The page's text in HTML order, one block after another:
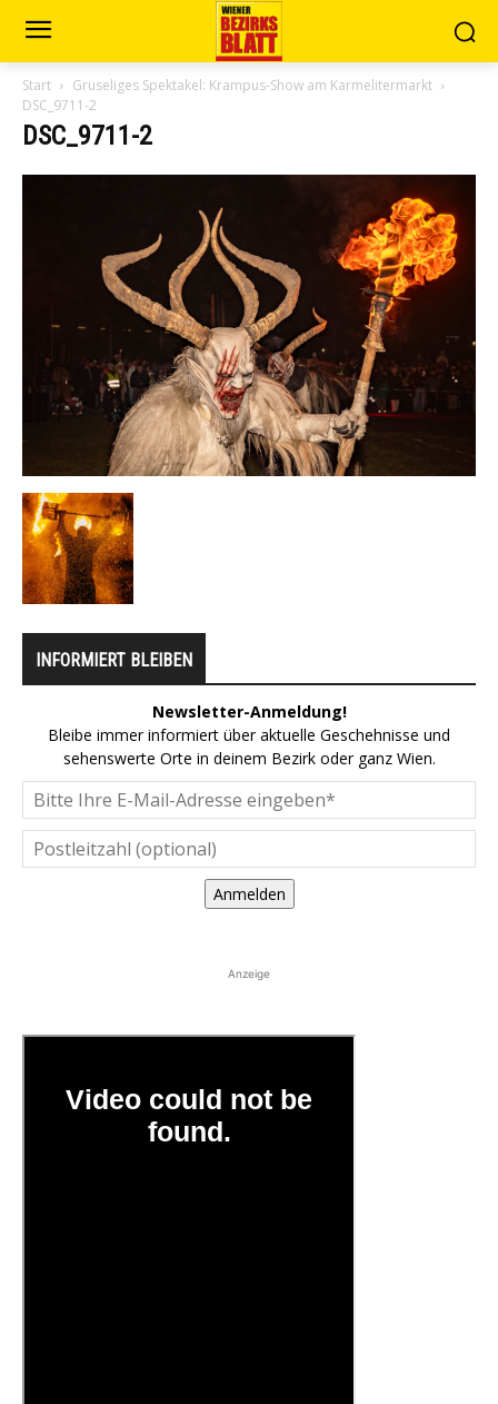
Start
Gruseliges Spektakel: Krampus-Show am Karmelitermarkt
DSC_9711-2
DSC_9711-2
INFORMIERT BLEIBEN
Newsletter-Anmeldung!
Bleibe immer informiert über aktuelle Geschehnisse und
sehenswerte Orte in deinem Bezirk oder ganz Wien.
Anmelden
Anzeige